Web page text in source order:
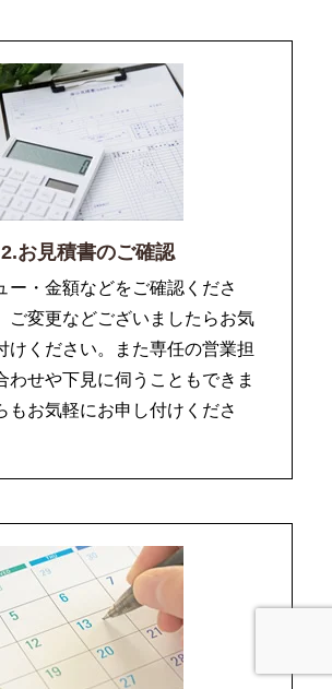
2.お見積書のご確認
ー・金額などをご確認くださ
ご変更などございましたらお気
けください。また専任の営業担
わせや下見に伺うこともできま
もお気軽にお申し付けくださ